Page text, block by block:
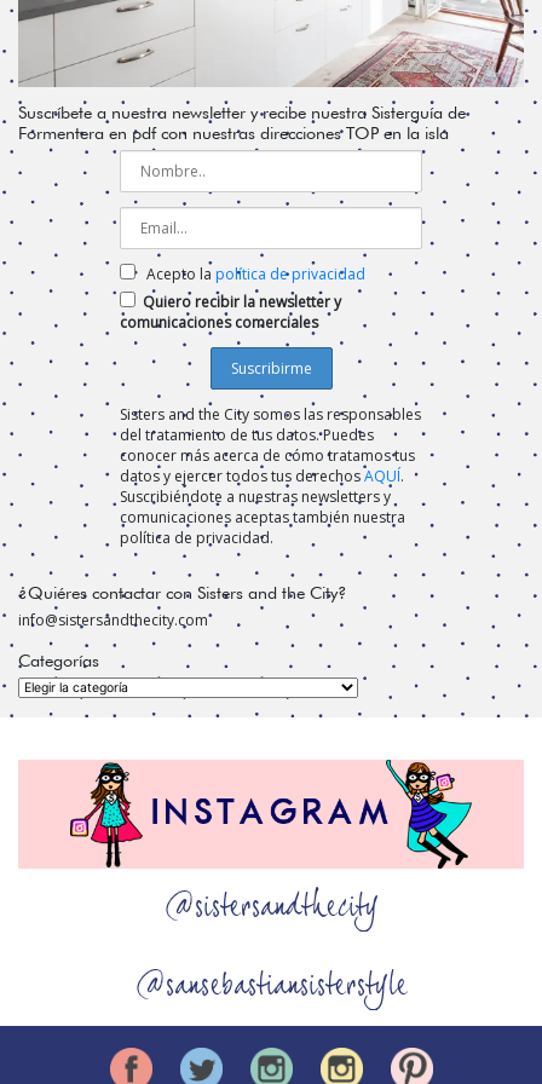
Suscríbete a nuestra newsletter y recibe nuestra Sisterguía de
Formentera en pdf con nuestras direcciones TOP en la isla
Acepto la política de privacidad
Quiero recibir la newsletter y
comunicaciones comerciales
Sisters and the City somos las responsables
del tratamiento de tus datos. Puedes
conocer más acerca de cómo tratamos tus
datos y ejercer todos tus derechosAQUÍ.
Suscribiéndote a nuestras newsletters y
comunicaciones aceptas también nuestra
política de privacidad.
¿Quiéres contactar con Sisters and the City?
info@sistersandthecity.com
Categorías
Categorías
@sistersandthecity
@sansebastiansisterstyle